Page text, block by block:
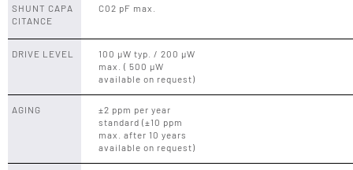
SHUNT CAPA
CITANCE
C02 pF max.
DRIVE LEVEL
100 μW typ. / 200 μW
max. ( 500 μW
available on request)
AGING
±2 ppm per year
standard (±10 ppm
max. after 10 years
available on request)